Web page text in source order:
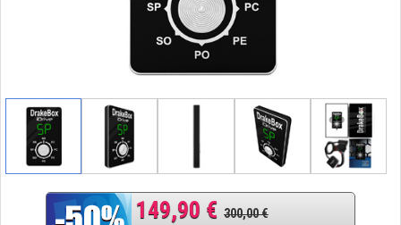
149,90 € 300,00 €